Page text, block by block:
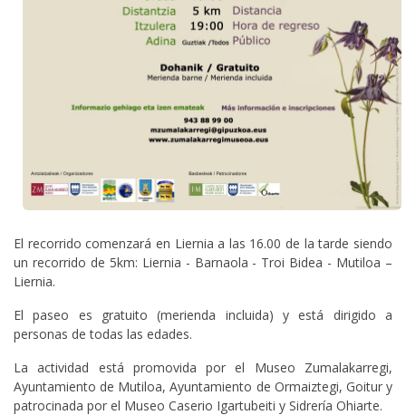
El recorrido comenzará en Liernia a las 16.00 de la tarde siendo
un recorrido de 5km: Liernia - Barnaola - Troi Bidea - Mutiloa –
Liernia.
El paseo es gratuito (merienda incluida) y está dirigido a
personas de todas las edades.
La actividad está promovida por el Museo Zumalakarregi,
Ayuntamiento de Mutiloa, Ayuntamiento de Ormaiztegi, Goitur y
patrocinada por el Museo Caserio Igartubeiti y Sidrería Ohiarte.